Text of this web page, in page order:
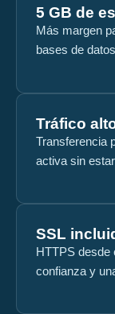
5 GB de
Más margen
bases de
Tráfico
Transferencia
activa sin
SSL
HTTPS desde
confianza y